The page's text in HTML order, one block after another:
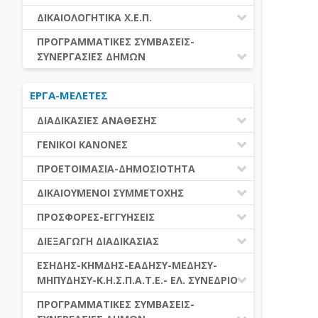
ΕΚΤΕΛΕΣΗ ΥΠΗΡΕΣΙΩΝ
ΕΚΤΕΛΕΣΗ ΠΡΟΜΗΘΕΙΩΝ
ΕΑΑΔΗΣΥ
ΕΑΔΗΣΥ
ΕΛ.ΣΥΝΕΔΡΙΟ
ΕΣΗΔΗΣ
ΔΙΚΑΙΟΛΟΓΗΤΙΚΑ Χ.Ε.Π.
ΔΙΚΑΙΟΛΟΓΗΤΙΚΑ Χ.Ε.Π.
ΠΡΟΓΡΑΜΜΑΤΙΚΕΣ ΣΥΜΒΑΣΕΙΣ-
ΣΥΝΕΡΓΑΣΙΕΣ ΔΗΜΩΝ
ΔΙΕΘΝΕΣ ΚΑΙ ΕΥΡΩΠΑΙΚΟ ΕΠΙΠΕΔΟ
ΠΡΟΓΡΑΜΜΑΤΙΚΕΣ ΣΥΜΒΑΣΕΙΣ
ΕΡΓΑ-ΜΕΛΕΤΕΣ
ΔΙΑΔΙΚΑΣΙΕΣ ΑΝΑΘΕΣΗΣ
ΔΙΑΔΙΚΑΣΙΕΣ ΑΝΑΘΕΣΗΣ
ΣΥΓΚΕΝΤΡΩΤΙΚΕΣ ΔΙΑΔΙΚΑΣΙΕΣ
ΑΝΑΘΕΣΗΣ
ΠΙΝΑΚΕΣ ΔΗΜΟΣΝΕΤ
ΓΕΝΙΚΟΙ ΚΑΝΟΝΕΣ
ΠΕΔΙΟ ΕΦΑΡΜΟΓΗΣ-ΕΝΑΡΞΗ ΙΣΧΥΟΣ
ΗΛΕΚΤΡΟΝΙΚΑ ΜΕΣΑ
ΓΕΝΙΚΕΣ ΑΡΧΕΣ ΚΑΙ ΚΑΝΟΝΕΣ
ΑΞΙΑ ΣΥΜΒΑΣΗΣ
ΕΙΔΗ ΣΥΜΒΑΣΕΩΝ
ΔΙΑΦΟΡΑ
ΠΡΟΕΤΟΙΜΑΣΙΑ-ΔΗΜΟΣΙΟΤΗΤΑ
ΓΝΩΜΟΔΟΤΙΚΑ ΟΡΓΑΝΑ-ΕΠΙΤΡΟΠΕΣ
ΠΡΟΕΤΟΙΜΑΣΙΑ
ΕΓΓΡΑΦΑ ΤΗΣ ΣΥΜΒΑΣΗΣ
ΔΗΜΟΣΙΕΥΣΕΙΣ
ΕΝΑΡΞΗ-ΠΡΟΘΕΣΜΙΕΣ
ΔΙΚΑΙΟΥΜΕΝΟΙ ΣΥΜΜΕΤΟΧΗΣ
ΔΙΚΑΙΟΥΜΕΝΟΙ ΣΥΜΜΕΤΟΧΗΣ
ΚΡΙΤΗΡΙΑ ΕΠΙΛΟΓΗΣ
ΛΟΓΟΙ ΑΠΟΚΛΕΙΣΜΟΥ
ΔΙΚΑΙΟΛΟΓΗΤΙΚΑ ΛΟΓΩΝ
ΑΠΟΚΛΕΙΣΜΟΥ & ΚΡΙΤΗΡΙΩΝ
ΕΠΙΛΟΓΗΣ
ΕΕΕΣ
ΠΡΟΣΦΟΡΕΣ-ΕΓΓΥΗΣΕΙΣ
ΕΓΓΥΗΣΕΙΣ
ΠΡΟΣΦΟΡΕΣ
ΔΙΕΞΑΓΩΓΗ ΔΙΑΔΙΚΑΣΙΑΣ
ΑΞΙΟΛΟΓΗΣΗ ΚΑΙ ΑΝΑΘΕΣΗ
ΑΠΟΤΕΛΕΣΜΑ ΔΙΑΔΙΚΑΣΙΑΣ
ΠΡΟΣΦΥΓΕΣ-ΕΝΣΤΑΣΕΙΣ
ΕΣΗΔΗΣ-ΚΗΜΔΗΣ-ΕΑΔΗΣΥ-ΜΕΔΗΣΥ-
ΜΗΠΥΔΗΣΥ-Κ.Η.Σ.Π.Α.Τ.Ε.- ΕΛ. ΣΥΝΕΔΡΙΟ
ΕΑΑΔΗΣΥ
ΠΡΟΓΡΑΜΜΑΤΙΚΕΣ ΣΥΜΒΑΣΕΙΣ-